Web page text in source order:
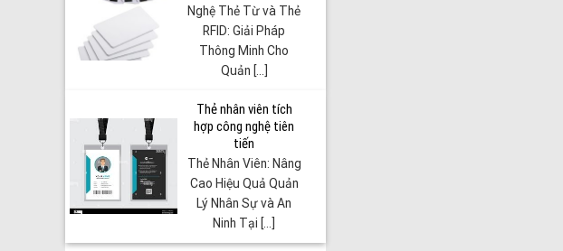
Nghệ Thẻ Từ và Thẻ
RFID: Giải Pháp
Thông Minh Cho
Quản [...]
Thẻ nhân viên tích
hợp công nghệ tiên
tiến
Thẻ Nhân Viên: Nâng
Cao Hiệu Quả Quản
Lý Nhân Sự và An
Ninh Tại [...]